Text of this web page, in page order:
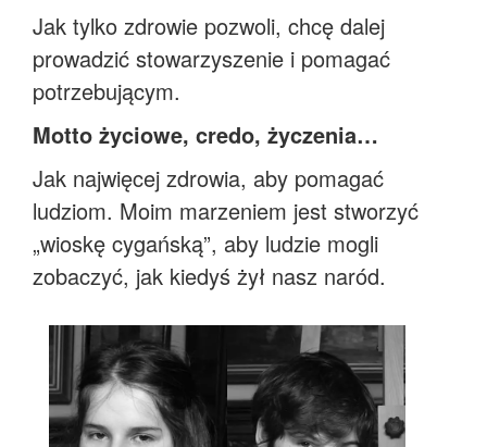
Jak tylko zdrowie pozwoli, chcę dalej
prowadzić stowarzyszenie i pomagać
potrzebującym.
Motto życiowe, credo, życzenia…
Jak najwięcej zdrowia, aby pomagać
ludziom. Moim marzeniem jest stworzyć
„wioskę cygańską”, aby ludzie mogli
zobaczyć, jak kiedyś żył nasz naród.